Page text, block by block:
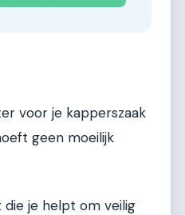
voor je kapperszaak
geen moeilijk
die je helpt om veilig